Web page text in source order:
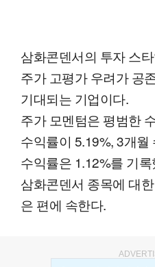
삼화콘덴서의 투자 스
주가 고평가 우려가 공
기대되는 기업이다.
주가 모멘텀은 평범한
수익률이 5.19%, 3개
수익률은 1.12%를 기록
삼화콘덴서 종목에 대
은 편에 속한다.